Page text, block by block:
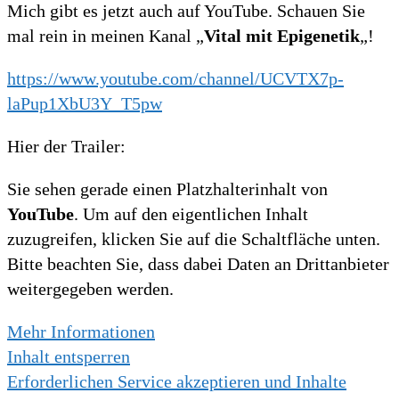
Mich gibt es jetzt auch auf YouTube. Schauen Sie
mal rein in meinen Kanal „Vital mit Epigenetik„!
https://www.youtube.com/channel/UCVTX7p-
laPup1XbU3Y_T5pw
Hier der Trailer:
Sie sehen gerade einen Platzhalterinhalt von
YouTube. Um auf den eigentlichen Inhalt
zuzugreifen, klicken Sie auf die Schaltfläche unten.
Bitte beachten Sie, dass dabei Daten an Drittanbieter
weitergegeben werden.
Mehr Informationen
Inhalt entsperren
Erforderlichen Service akzeptieren und Inhalte